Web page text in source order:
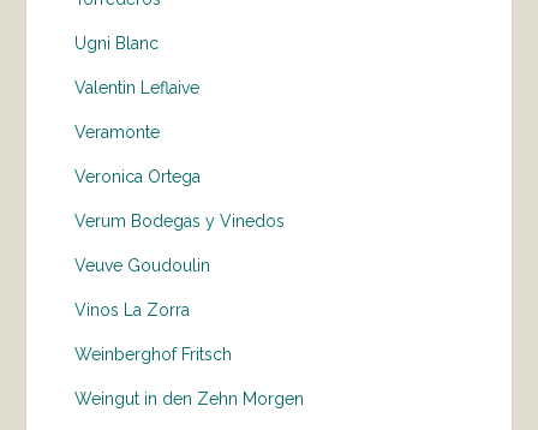
Ugni Blanc
Valentin Leflaive
Veramonte
Veronica Ortega
Verum Bodegas y Vinedos
Veuve Goudoulin
Vinos La Zorra
Weinberghof Fritsch
Weingut in den Zehn Morgen